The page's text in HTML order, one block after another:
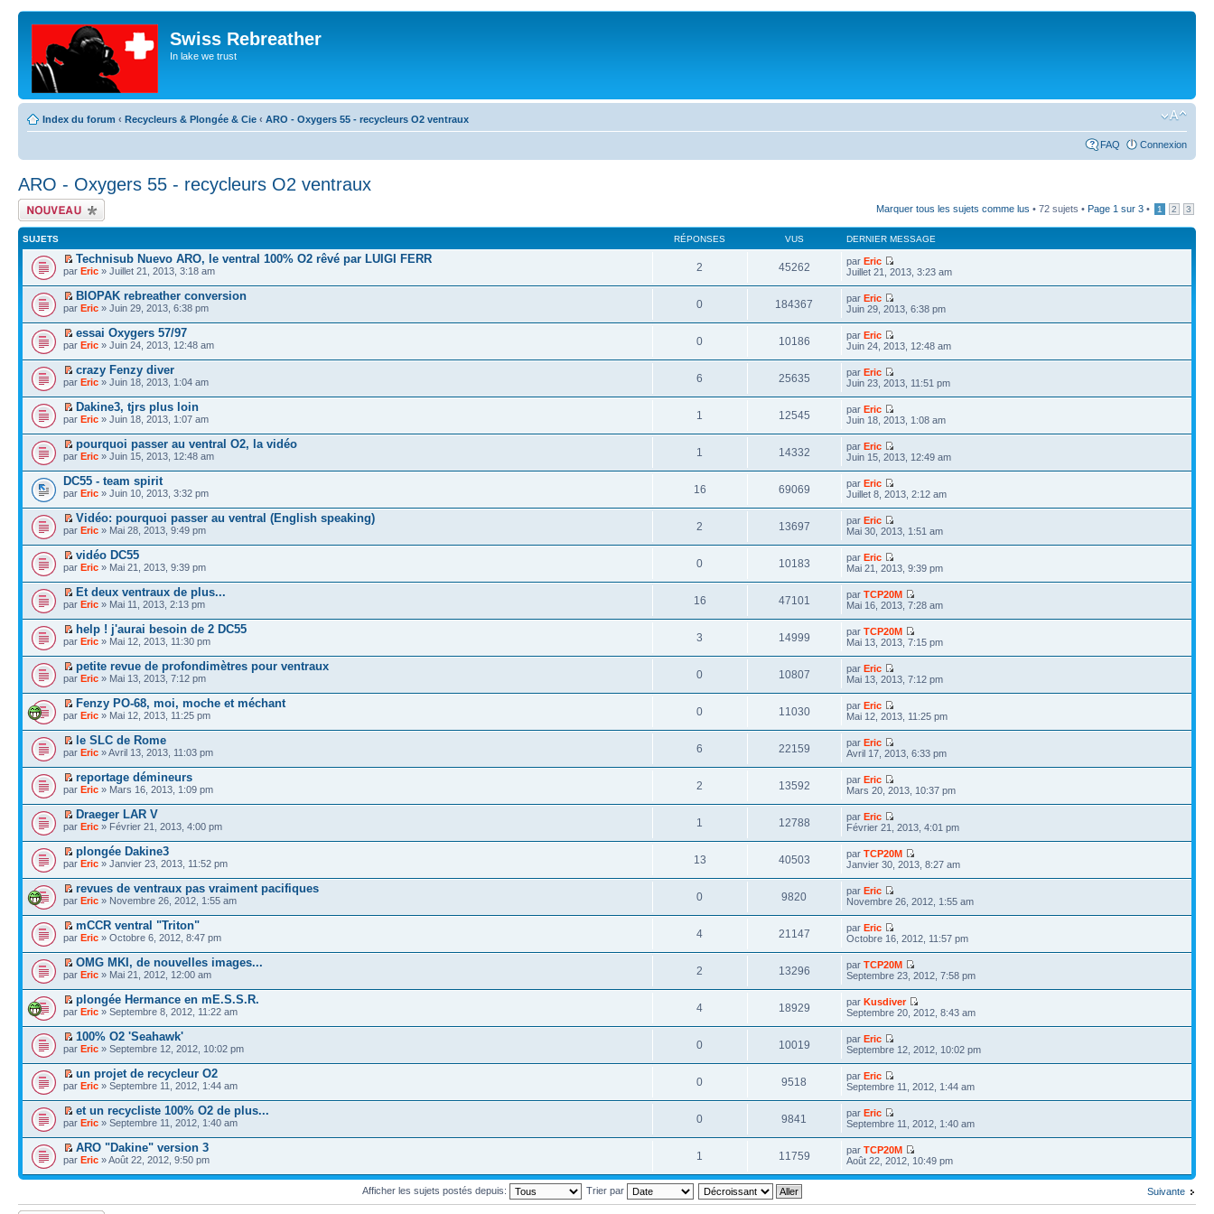
Swiss Rebreather
In lake we trust
Index du forum ‹ Recycleurs & Plongée & Cie ‹ ARO - Oxygers 55 - recycleurs O2 ventraux
FAQ Connexion
ARO - Oxygers 55 - recycleurs O2 ventraux
Écrire un nouveau
sujet
Marquer tous les sujets comme lus • 72 sujets • Page 1 sur 3 • 1 2 3
SUJETS RÉPONSES VUS DERNIER MESSAGE
Technisub Nuevo ARO, le ventral 100% O2 rêvé par LUIGI FERR
par Eric » Juillet 21, 2013, 3:18 am 2 45262 parEric
Juillet 21, 2013, 3:23 am
BIOPAK rebreather conversion
par Eric » Juin 29, 2013, 6:38 pm 0 184367 parEric
Juin 29, 2013, 6:38 pm
essai Oxygers 57/97
par Eric » Juin 24, 2013, 12:48 am 0 10186 parEric
Juin 24, 2013, 12:48 am
crazy Fenzy diver
par Eric » Juin 18, 2013, 1:04 am 6 25635 parEric
Juin 23, 2013, 11:51 pm
Dakine3, tjrs plus loin
par Eric » Juin 18, 2013, 1:07 am 1 12545 parEric
Juin 18, 2013, 1:08 am
pourquoi passer au ventral O2, la vidéo
par Eric » Juin 15, 2013, 12:48 am 1 14332 parEric
Juin 15, 2013, 12:49 am
DC55 - team spirit
par Eric » Juin 10, 2013, 3:32 pm 16 69069 parEric
Juillet 8, 2013, 2:12 am
Vidéo: pourquoi passer au ventral (English speaking)
par Eric » Mai 28, 2013, 9:49 pm 2 13697 parEric
Mai 30, 2013, 1:51 am
vidéo DC55
par Eric » Mai 21, 2013, 9:39 pm 0 10183 parEric
Mai 21, 2013, 9:39 pm
Et deux ventraux de plus...
par Eric » Mai 11, 2013, 2:13 pm 16 47101 parTCP20M
Mai 16, 2013, 7:28 am
help ! j'aurai besoin de 2 DC55
par Eric » Mai 12, 2013, 11:30 pm 3 14999 parTCP20M
Mai 13, 2013, 7:15 pm
petite revue de profondimètres pour ventraux
par Eric » Mai 13, 2013, 7:12 pm 0 10807 parEric
Mai 13, 2013, 7:12 pm
Fenzy PO-68, moi, moche et méchant
par Eric » Mai 12, 2013, 11:25 pm 0 11030 parEric
Mai 12, 2013, 11:25 pm
le SLC de Rome
par Eric » Avril 13, 2013, 11:03 pm 6 22159 parEric
Avril 17, 2013, 6:33 pm
reportage démineurs
par Eric » Mars 16, 2013, 1:09 pm 2 13592 parEric
Mars 20, 2013, 10:37 pm
Draeger LAR V
par Eric » Février 21, 2013, 4:00 pm 1 12788 parEric
Février 21, 2013, 4:01 pm
plongée Dakine3
par Eric » Janvier 23, 2013, 11:52 pm 13 40503 parTCP20M
Janvier 30, 2013, 8:27 am
revues de ventraux pas vraiment pacifiques
par Eric » Novembre 26, 2012, 1:55 am 0 9820 parEric
Novembre 26, 2012, 1:55 am
mCCR ventral "Triton"
par Eric » Octobre 6, 2012, 8:47 pm 4 21147 parEric
Octobre 16, 2012, 11:57 pm
OMG MKI, de nouvelles images...
par Eric » Mai 21, 2012, 12:00 am 2 13296 parTCP20M
Septembre 23, 2012, 7:58 pm
plongée Hermance en mE.S.S.R.
par Eric » Septembre 8, 2012, 11:22 am 4 18929 parKusdiver
Septembre 20, 2012, 8:43 am
100% O2 'Seahawk'
par Eric » Septembre 12, 2012, 10:02 pm 0 10019 parEric
Septembre 12, 2012, 10:02 pm
un projet de recycleur O2
par Eric » Septembre 11, 2012, 1:44 am 0 9518 parEric
Septembre 11, 2012, 1:44 am
et un recycliste 100% O2 de plus...
par Eric » Septembre 11, 2012, 1:40 am 0 9841 parEric
Septembre 11, 2012, 1:40 am
ARO "Dakine" version 3
par Eric » Août 22, 2012, 9:50 pm 1 11759 parTCP20M
Août 22, 2012, 10:49 pm
Suivante
Afficher les sujets postés depuis: Trier par